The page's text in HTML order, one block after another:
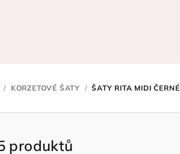
/ KORZETOVÉ ŠATY / ŠATY RITA MIDI ČERNÉ
produktů